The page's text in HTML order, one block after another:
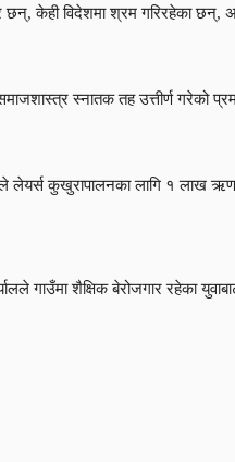
छन्, केही विदेशमा श्रम गरिरहेका छन्,
स्नातक तह उत्तीर्ण गरेको
लेयर्स कुखुरापालनका लागि १ लाख
गाउँमा शैक्षिक बेरोजगार रहेका